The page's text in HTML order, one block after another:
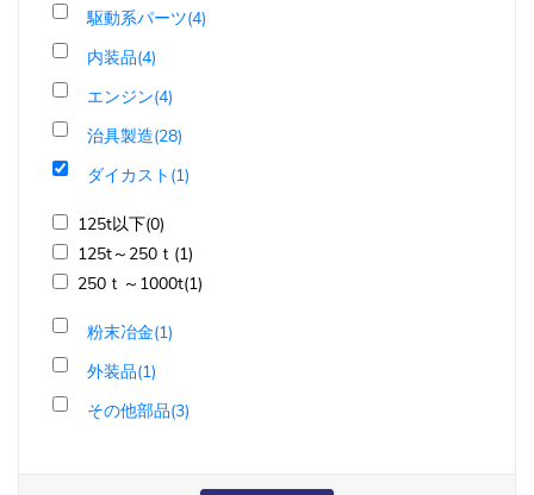
駆動系パーツ(4)
内装品(4)
エンジン(4)
治具製造(28)
ダイカスト(1)
125t以下(0)
125t～250ｔ(1)
250ｔ～1000t(1)
粉末冶金(1)
外装品(1)
その他部品(3)